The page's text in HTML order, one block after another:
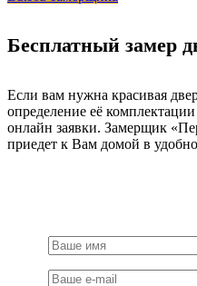
круглом
матовый
хром/
черный,
латунь
Бесплатный замер
Если вам нужна красивая
определение её
онлайн заявки. Замерщик
приедет к Вам домой в